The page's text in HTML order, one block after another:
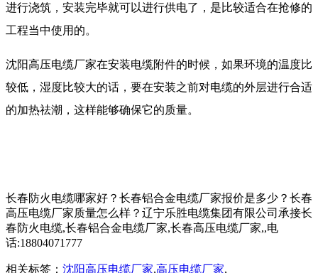
进行浇筑，安装完毕就可以进行供电了，是比较适合在抢修的
工程当中使用的。
沈阳高压电缆厂家在安装电缆附件的时候，如果环境的温度比
较低，湿度比较大的话，要在安装之前对电缆的外层进行合适
的加热祛潮，这样能够确保它的质量。
长春防火电缆哪家好？长春铝合金电缆厂家报价是多少？长春
高压电缆厂家质量怎么样？辽宁乐胜电缆集团有限公司承接长
春防火电缆,长春铝合金电缆厂家,长春高压电缆厂家,,电
话:18804071777
相关标签： 沈阳高压电缆厂家,高压电缆厂家,